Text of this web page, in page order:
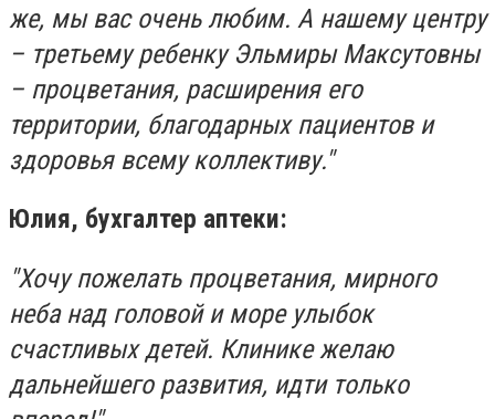
же, мы вас очень любим. А нашему центру
– третьему ребенку Эльмиры Максутовны
– процветания, расширения его
территории, благодарных пациентов и
здоровья всему коллективу."
Юлия, бухгалтер аптеки:
"Хочу пожелать процветания, мирного
неба над головой и море улыбок
счастливых детей. Клинике желаю
дальнейшего развития, идти только